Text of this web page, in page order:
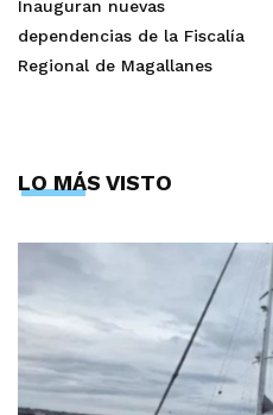
Inauguran nuevas
dependencias de la Fiscalía
Regional de Magallanes
LO MÁS VISTO